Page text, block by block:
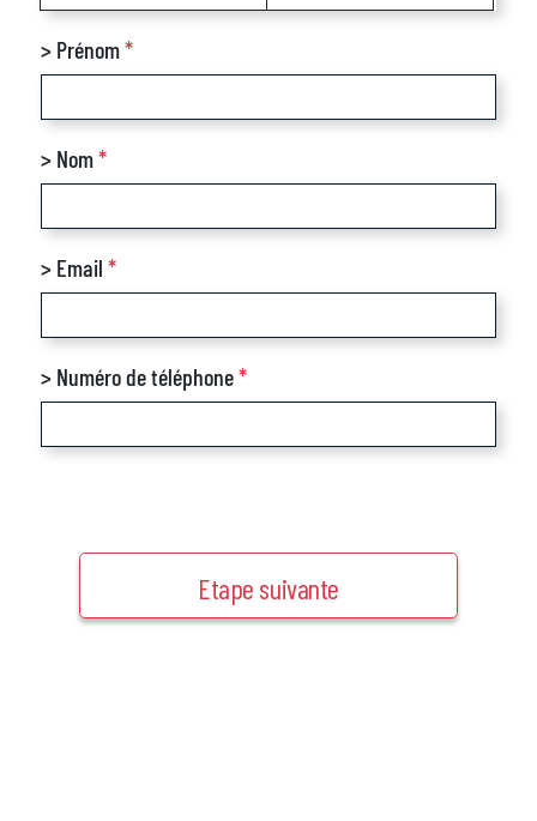
> Prénom*
> Nom*
> Email*
> Numéro de téléphone*
Etape suivante